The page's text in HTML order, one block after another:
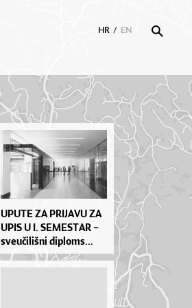
HR / EN
UPU­TE ZA PRI­JA­VU ZA
UPIS U I. SE­MES­TAR –
sve­u­či­liš­ni di­plo­ms...